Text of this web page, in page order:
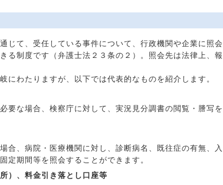
じて、受任している事件について、行政機関や企業に照会
る制度です（弁護士法２３条の２）。照会先は法律上、報
にわたりますが、以下では代表的なものを紹介します。
要な場合、検察庁に対して、実況見分調書の閲覧・謄写を
合、病院・医療機関に対し、診断病名、既往症の有無、入
定期間等を照会することができます。
）、料金引き落とし口座等